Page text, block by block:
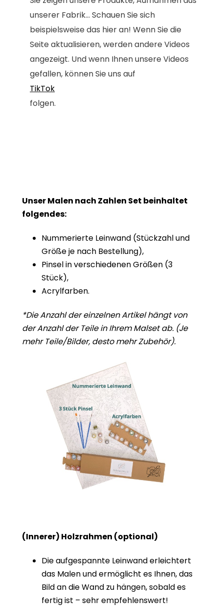
unserer Fabrik... Schauen Sie sich
beispielsweise das hier an! Wenn Sie die
Seite aktualisieren, werden andere Videos
angezeigt. Und wenn Ihnen unsere Videos
gefallen, können Sie uns auf
TikTok
folgen.
Unser Malen nach Zahlen Set beinhaltet
folgendes:
Nummerierte Leinwand (Stückzahl und
Größe je nach Bestellung),
Pinsel in verschiedenen Größen (3
Stück),
Acrylfarben.
*Die Anzahl der einzelnen Artikel hängt von
der Anzahl der Teile in IhremMalsetab. (Je
mehr Teile/Bilder, desto mehr Zubehör).
(Innerer) Holzrahmen (optional)
Die aufgespannte Leinwand erleichtert
das Malen und ermöglicht es Ihnen, das
Bild an die Wand zu hängen, sobald es
fertig ist – sehr empfehlenswert!